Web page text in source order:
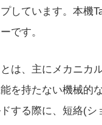
しています。本機
です。
は、主にメカニカ
を持たない機械的
する際に、短絡(シ